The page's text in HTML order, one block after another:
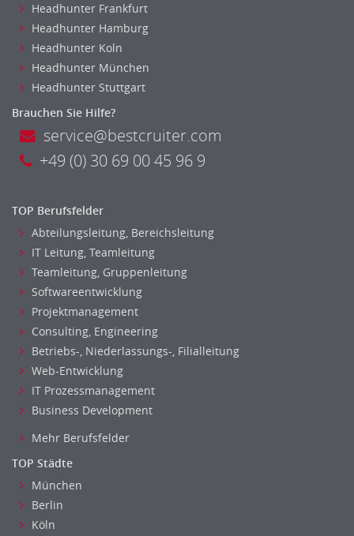
Headhunter Frankfurt
Headhunter Hamburg
Headhunter Koln
Headhunter München
Headhunter Stuttgart
Brauchen Sie Hilfe?
service@bestcruiter.com
+49 (0) 30 69 00 45 96 9
TOP Berufsfelder
Abteilungsleitung, Bereichsleitung
IT Leitung, Teamleitung
Teamleitung, Gruppenleitung
Softwareentwicklung
Projektmanagement
Consulting, Engineering
Betriebs-, Niederlassungs-, Filialleitung
Web-Entwicklung
IT Prozessmanagement
Business Development
Mehr Berufsfelder
TOP Städte
München
Berlin
Köln